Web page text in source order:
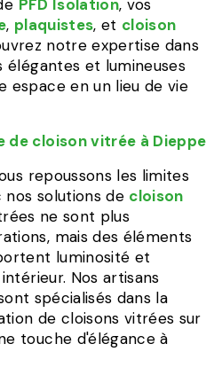
PFD Isolation, vos
, plaquistes, et cloison
notre expertise dans
élégantes et lumineuses
en un lieu de vie
de cloison vitrée à Dieppe
repoussons les limites
nos solutions de cloison
ne sont plus
mais des éléments
luminosité et
Nos artisans
spécialisés dans la
de cloisons vitrées sur
touche d'élégance à